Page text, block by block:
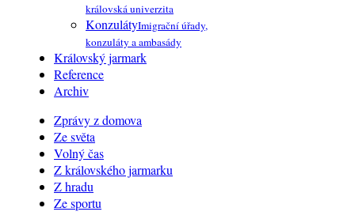
královská univerzita
KonzulátyImigrační úřady,
konzuláty a ambasády
Královský jarmark
Reference
Archiv
Zprávy z domova
Ze světa
Volný čas
Z královského jarmarku
Z hradu
Ze sportu